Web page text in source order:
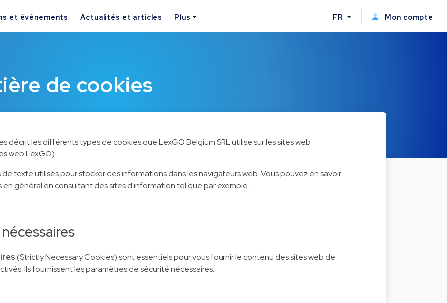
et événements Actualités et articles Plus FR Mon compte
de cookies
décrit les différents types de cookies que LexGO Belgium SRL utilise sur les sites web
web LexGO).
texte utilisés pour stocker des informations dans les navigateurs web. Vous pouvez en savoir
en général en consultant des sites d'information tel que par exemple :
(Strictly Necessary Cookies) sont essentiels pour vous fournir le contenu des sites web de
Ils fournissent les paramètres de sécurité nécessaires.